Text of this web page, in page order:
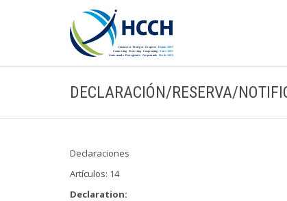
DECLARACIÓN/RESERVA/
Declaraciones
Artículos: 14
Declaration: